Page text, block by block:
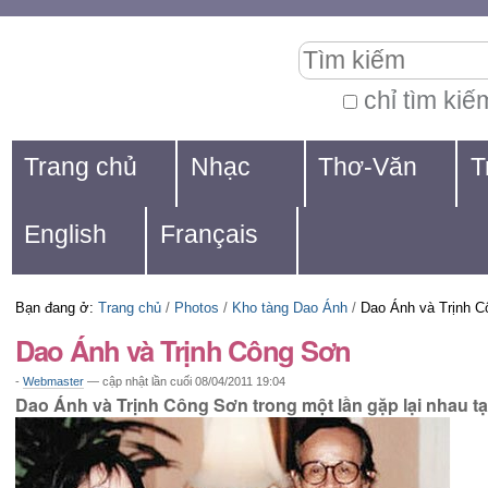
dung.
đến
mục
định
hướng
cá
nhân
chỉ tìm
kiếm
Navigation
Trang chủ Nhạc Thơ-Văn
English Français
Bạn đang ở: Trang chủ / Photos / Kho tàng Dao Ánh / Dao Ánh và Trịnh
Dao Ánh và Trịnh Công Sơn
- Webmaster — cập nhật lần cuối 08/04/2011 19:04
Dao Ánh và Trịnh Công Sơn trong một lần gặp lại nhau